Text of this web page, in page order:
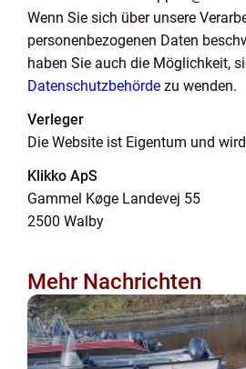
Wenn Sie sich über unsere
personenbezogenen Daten
haben Sie auch die Möglichkeit,
Datenschutzbehörde zu wenden.
Verleger
Die Website ist Eigentum und
Klikko ApS
Gammel Køge Landevej 55
2500 Walby
Mehr Nachrichten